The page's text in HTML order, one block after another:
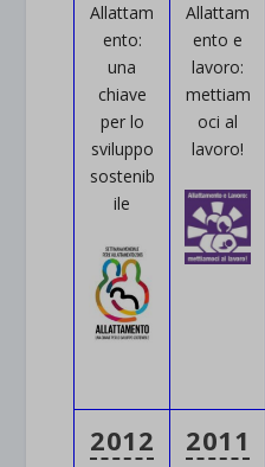
Allattam
ento:
una
chiave
per lo
sviluppo
sostenib
ile
Allattam
ento e
lavoro:
mettiam
oci al
lavoro!
2012 2011